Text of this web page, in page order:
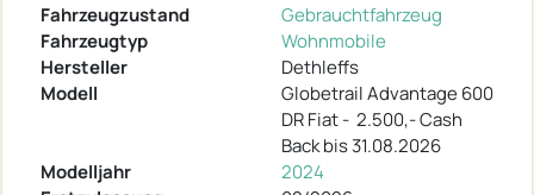
Fahrzeugzustand
Gebrauchtfahrzeug
Fahrzeugtyp
Wohnmobile
Hersteller
Dethleffs
Modell
Globetrail Advantage 600
DR Fiat -  2.500,- Cash
Back bis 31.08.2026
Modelljahr
2024